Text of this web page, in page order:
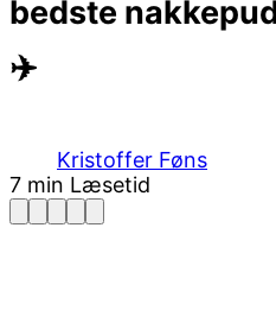
bedste
✈️
Kristoffer Føns
7 min Læsetid
Facebook
Pinterest
Twitter
PrintEmail